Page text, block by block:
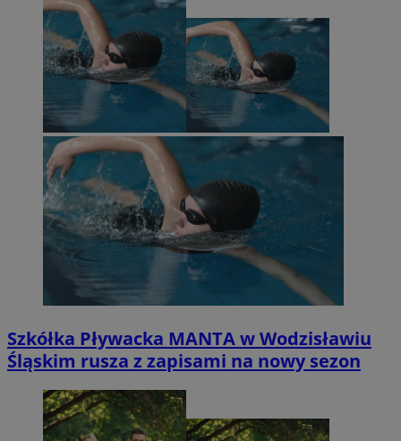
Szkółka Pływacka MANTA w Wodzisławiu
Śląskim rusza z zapisami na nowy sezon